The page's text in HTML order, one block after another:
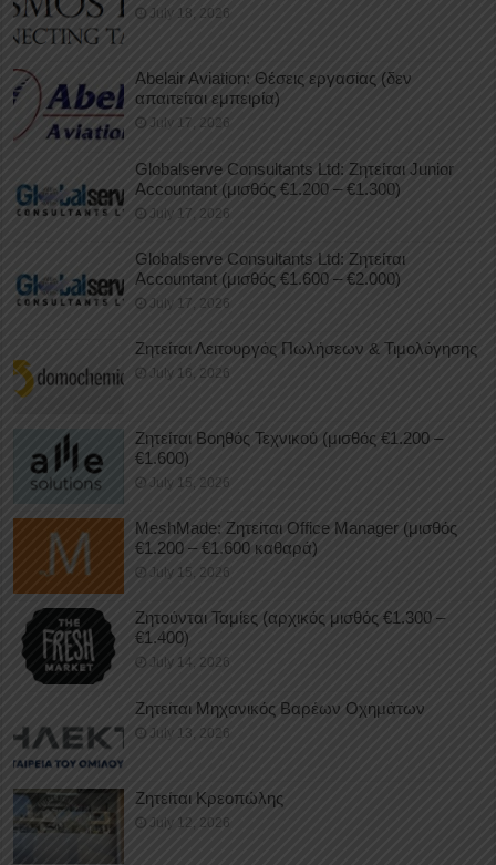
July 18, 2026
Abelair Aviation: Θέσεις εργασίας (δεν
απαιτείται εμπειρία)
July 17, 2026
Globalserve Consultants Ltd: Ζητείται Junior
Accountant (μισθός €1.200 – €1.300)
July 17, 2026
Globalserve Consultants Ltd: Ζητείται
Accountant (μισθός €1.600 – €2.000)
July 17, 2026
Ζητείται Λειτουργός Πωλήσεων & Τιμολόγησης
July 16, 2026
Ζητείται Βοηθός Τεχνικού (μισθός €1.200 –
€1.600)
July 15, 2026
MeshMade: Ζητείται Office Manager (μισθός
€1.200 – €1.600 καθαρά)
July 15, 2026
Ζητούνται Ταμίες (αρχικός μισθός €1.300 –
€1.400)
July 14, 2026
Ζητείται Μηχανικός Βαρέων Οχημάτων
July 13, 2026
Ζητείται Κρεοπώλης
July 12, 2026